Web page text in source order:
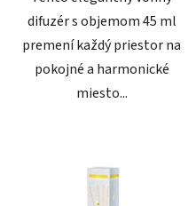
difuzér s objemom 45 ml
premení každý priestor na
pokojné a harmonické
miesto...